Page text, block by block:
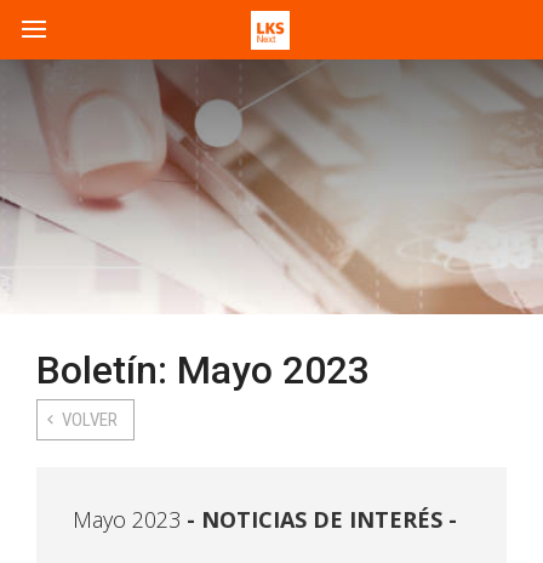
Boletín: Mayo 2023
VOLVER
Mayo 2023 NOTICIAS DE INTERÉS -